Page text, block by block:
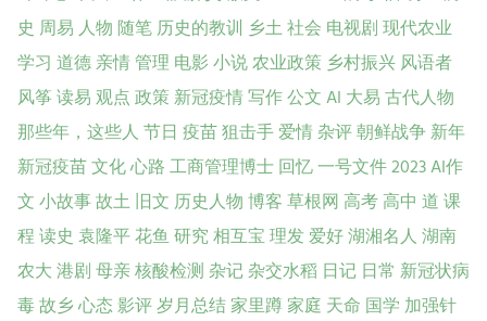
史 周易人物随笔历史的教训 乡土社会 电视剧现代农业
学习 道德亲情管理电影小说农业政策乡村振兴风语者
风筝读易观点政策新冠疫情写作公文AI 大易古代人物
那些年，这些人节日 疫苗狙击手爱情杂评朝鲜战争新年
新冠疫苗文化心路工商管理博士回忆一号文件2023AI作
文小故事故土旧文 历史人物博客草根网高考高中 道课
程读史袁隆平花鱼研究相互宝理发爱好湖湘名人湖南
农大港剧母亲核酸检测杂记杂交水稻 日记 日常 新冠状病
毒故乡心态影评岁月总结家里蹲家庭 天命 国学 加强针